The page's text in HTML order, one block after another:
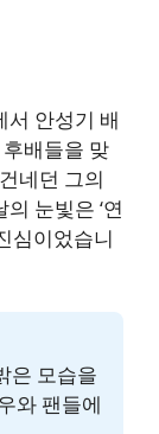
서 안성기 배
배들을 맞
네던 그의
눈빛은 ‘연
심이었습니
은 모습을
와 팬들에